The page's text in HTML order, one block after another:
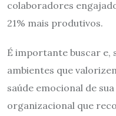
colaboradores
21% mais produtivos.
É importante buscar e,
ambientes que
saúde emocional de
organizacional que